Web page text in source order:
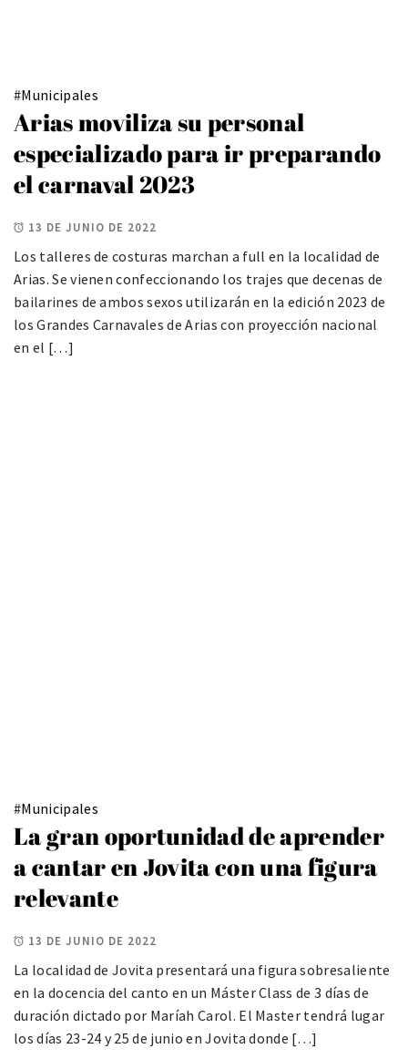
#Municipales
Arias moviliza su personal
especializado para ir preparando
el carnaval 2023
13 DE JUNIO DE 2022
Los talleres de costuras marchan a full en la localidad de
Arias. Se vienen confeccionando los trajes que decenas de
bailarines de ambos sexos utilizarán en la edición 2023 de
los Grandes Carnavales de Arias con proyección nacional
en el […]
#Municipales
La gran oportunidad de aprender
a cantar en Jovita con una figura
relevante
13 DE JUNIO DE 2022
La localidad de Jovita presentará una figura sobresaliente
en la docencia del canto en un Máster Class de 3 días de
duración dictado por Maríah Carol. El Master tendrá lugar
los días 23-24 y 25 de junio en Jovita donde […]